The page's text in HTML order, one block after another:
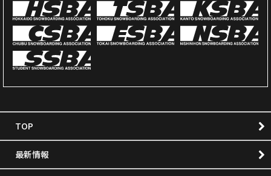
TOP
最新情報